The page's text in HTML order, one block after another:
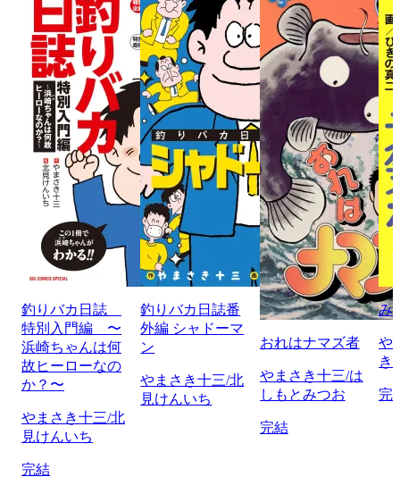
釣りバカ日誌
特別入門編 〜
浜崎ちゃんは何
故ヒーローなの
か？〜
やまさき十三/北
見けんいち
完結
釣りバカ日誌番
外編 シャドーマ
ン
やまさき十三/北
見けんいち
おれはナマズ者
やまさき十三/は
しもとみつお
完結
み
や
き
完